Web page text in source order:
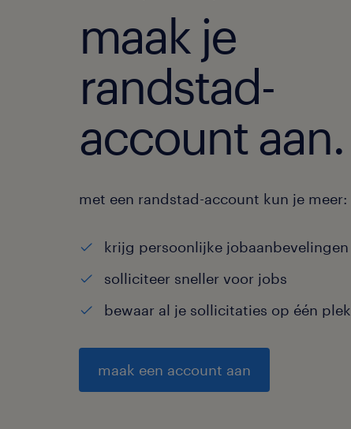
maak je
randstad-
account aan.
met een randstad-account kun je meer:
krijg persoonlijke jobaanbevelingen
solliciteer sneller voor jobs
bewaar al je sollicitaties op één plek
maak een account aan